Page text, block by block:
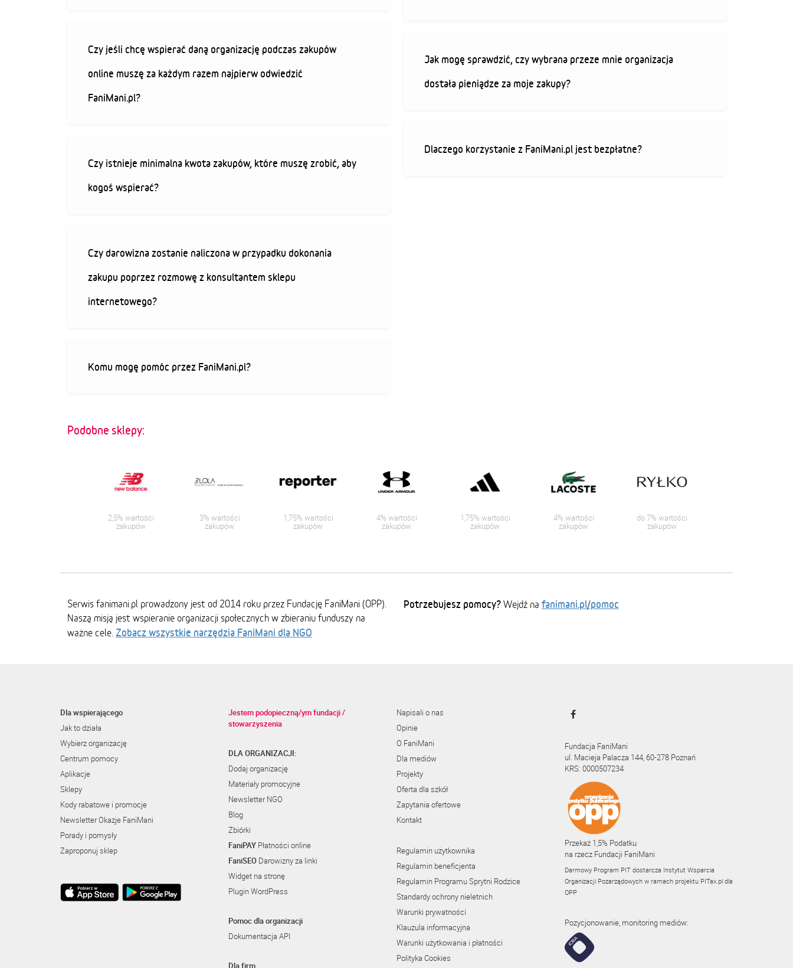
Czy jeśli chcę wspierać daną organizację podczas zakupów
online muszę za każdym razem najpierw odwiedzić
FaniMani.pl?
Czy istnieje minimalna kwota zakupów, które muszę zrobić, aby
kogoś wspierać?
Czy darowizna zostanie naliczona w przypadku dokonania
zakupu poprzez rozmowę z konsultantem sklepu
internetowego?
Komu mogę pomóc przez FaniMani.pl?
Jak mogę sprawdzić, czy wybrana przeze mnie organizacja
dostała pieniądze za moje zakupy?
Dlaczego korzystanie z FaniMani.pl jest bezpłatne?
Podobne sklepy:
2,5% wartości
zakupów
3% wartości
zakupów
1,75% wartości
zakupów
4% wartości
zakupów
1,75% wartości
zakupów
4% wartości
zakupów
do 7% wartości
zakupów
Serwis fanimani.pl prowadzony jest od 2014 roku przez Fundację FaniMani (OPP).
Naszą misją jest wspieranie organizacji społecznych w zbieraniu funduszy na
ważne cele. Zobacz wszystkie narzędzia FaniMani dla NGO
Potrzebujesz pomocy? Wejdź na fanimani.pl/pomoc
Dla wspierającego
Jak to działa
Wybierz organizację
Centrum pomocy
Aplikacje
Sklepy
Kody rabatowe i promocje
Newsletter Okazje FaniMani
Porady i pomysły
Zaproponuj sklep
Jestem podopieczną/ym fundacji /
stowarzyszenia
DLA ORGANIZACJI:
Dodaj organizację
Materiały promocyjne
Newsletter NGO
Blog
Zbiórki
FaniPAY Płatności online
FaniSEO Darowizny za linki
Widget na stronę
Plugin WordPress
Pomoc dla organizacji
Dokumentacja API
Dla firm
Napisali o nas
Opinie
O FaniMani
Dla mediów
Projekty
Oferta dla szkół
Zapytania ofertowe
Kontakt
Regulamin użytkownika
Regulamin beneficjenta
Regulamin Programu Sprytni Rodzice
Standardy ochrony nieletnich
Warunki prywatności
Klauzula informacyjna
Warunki użytkowania i płatności
Polityka Cookies
Fundacja FaniMani
ul. Macieja Palacza 144, 60-278 Poznań
KRS: 0000507234
Przekaż 1,5% Podatku
na rzecz Fundacji FaniMani
Darmowy Program PIT dostarcza Instytut Wsparcia
Organizacji Pozarządowych w ramach projektu PITax.pl dla
OPP
Pozycjonowanie, monitoring mediów: